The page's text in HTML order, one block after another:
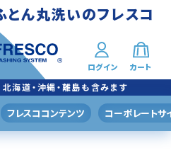
とん丸洗いのフレスコ
ログイン カート
海道・沖縄・離島も含みます
ん丸洗い
グメニュー
®
フレスココンテンツ コーポレートサ